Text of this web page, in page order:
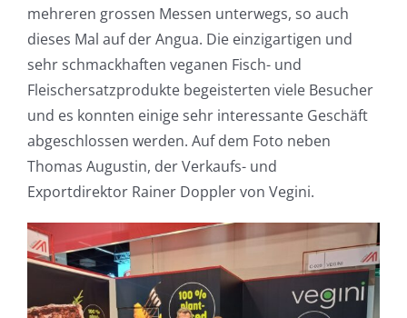
mehreren grossen Messen unterwegs, so auch
dieses Mal auf der Angua. Die einzigartigen und
sehr schmackhaften veganen Fisch- und
Fleischersatzprodukte begeisterten viele Besucher
und es konnten einige sehr interessante Geschäft
abgeschlossen werden. Auf dem Foto neben
Thomas Augustin, der Verkaufs- und
Exportdirektor Rainer Doppler von Vegini.